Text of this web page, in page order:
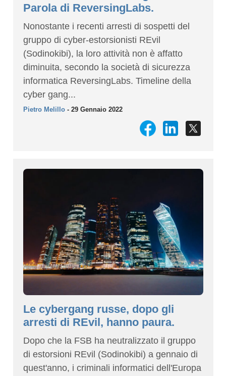
Parola di ReversingLabs.
Nonostante i recenti arresti di sospetti del
gruppo di cyber-estorsionisti REvil
(Sodinokibi), la loro attività non è affatto
diminuita, secondo la società di sicurezza
informatica ReversingLabs. Timeline della
cyber gang...
Pietro Melillo- 29 Gennaio 2022
Le cybergang russe, dopo gli
arresti di REvil, hanno paura.
Dopo che la FSB ha neutralizzato il gruppo
di estorsioni REvil (Sodinokibi) a gennaio di
quest'anno, i criminali informatici dell'Europa